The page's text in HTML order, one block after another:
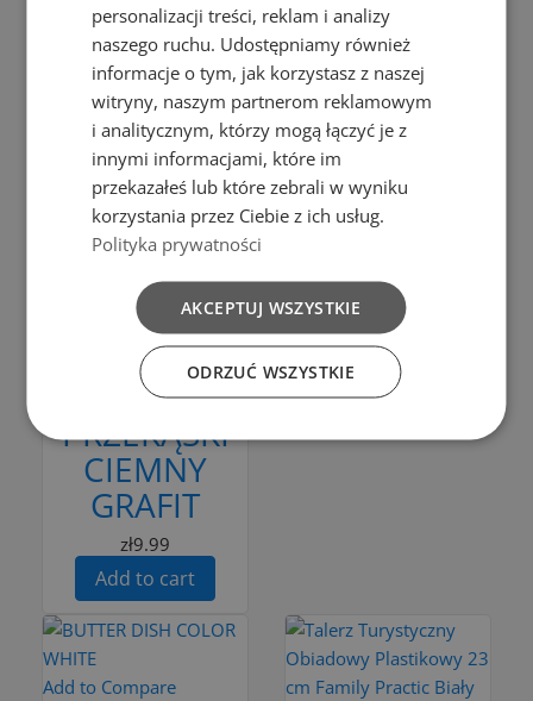
Add to Compare
Add to cart
MISKA
MISECZKA Z
RĄCZKĄ 3L
KUCHENNA
OKRĄGŁA
NA
PRZEKĄSKI
CIEMNY
GRAFIT
zł9.99
Add to cart
Add to Compare
Add to cart
SZTUCIEC
DO
KROJENIA
Add to cart
Add to Compare
personalizacji treści, reklam i analizy
naszego ruchu. Udostępniamy również
informacje o tym, jak korzystasz z naszej
witryny, naszym partnerom reklamowym
i analitycznym, którzy mogą łączyć je z
innymi informacjami, które im
przekazałeś lub które zebrali w wyniku
korzystania przez Ciebie z ich usług.
Polityka prywatności
AKCEPTUJ WSZYSTKIE
ODRZUĆ WSZYSTKIE